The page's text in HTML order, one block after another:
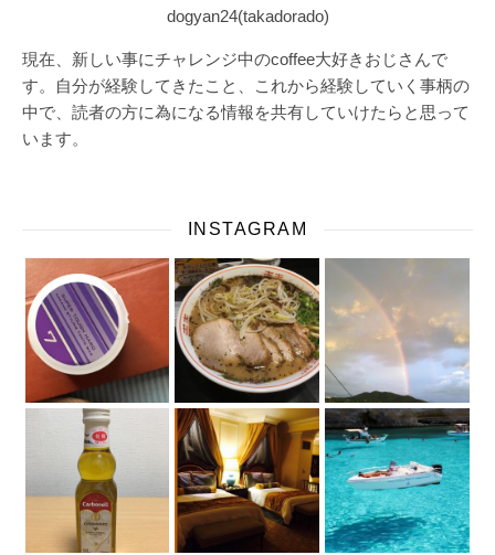
dogyan24(takadorado)
現在、新しい事にチャレンジ中のcoffee大好きおじさんで
す。自分が経験してきたこと、これから経験していく事柄の
中で、読者の方に為になる情報を共有していけたらと思って
います。
INSTAGRAM